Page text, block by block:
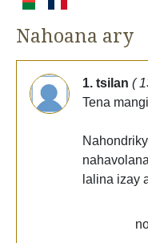
Nahoana ary
1. tsilan (
Tena
lalina izay